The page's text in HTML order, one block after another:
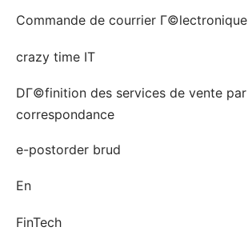
Commande de courrier Г©lectronique
crazy time IT
DГ©finition des services de vente par
correspondance
e-postorder brud
En
FinTech